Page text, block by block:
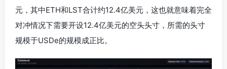
元，其中ETH和LST合计约12.4亿美元，这也就意味着完全
对冲情况下需要开设12.4亿美元的空头头寸，所需的头寸
规模于USDe的规模成正比。